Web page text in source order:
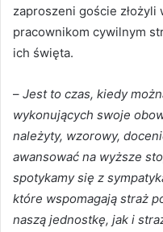
zaproszeni goście
pracownikom cywilnym
ich święta.
– Jest to czas, kiedy
wykonujących swoje
należyty, wzorowy,
awansować na wyższe
spotykamy się z
które wspomagają straż
naszą jednostkę, jak i